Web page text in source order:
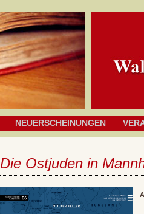
NEUERSCHEINUNGEN
Die Ostjuden in